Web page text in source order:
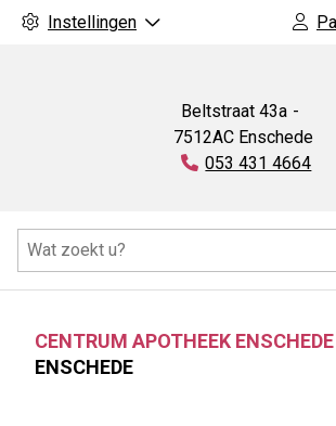
Instellingen
Beltstraat43a
7512AC Enschede
Tel:
053 431 4664
CENTRUM APOTHEEK ENSCHEDE
ENSCHEDE